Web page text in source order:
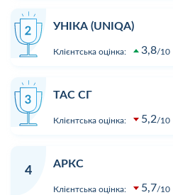
УНІКА (UNIQA)
Клієнтська оцінка: 3,8 10
ТАС СГ
Клієнтська оцінка: 5,2 10
4
АРКС
Клієнтська оцінка: 5,7 10